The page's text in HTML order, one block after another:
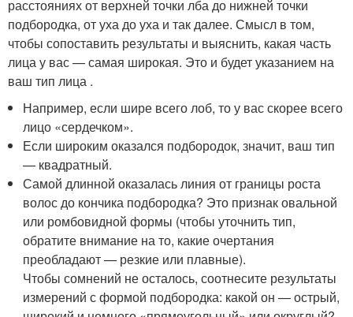
расстояниях от верхней точки лба до нижней точки
подбородка, от уха до уха и так далее. Смысл в том,
чтобы сопоставить результаты и выяснить, какая часть
лица у вас — самая широкая. Это и будет указанием на
ваш тип лица .
Например, если шире всего лоб, то у вас скорее всего
лицо «сердечком».
Если широким оказался подбородок, значит, ваш тип
— квадратный.
Самой длинной оказалась линия от границы роста
волос до кончика подбородка? Это признак овальной
или ромбовидной формы (чтобы уточнить тип,
обратите внимание на то, какие очертания
преобладают — резкие или плавные).
Чтобы сомнений не осталось, соотнесите результаты
измерений с формой подбородка: какой он — острый,